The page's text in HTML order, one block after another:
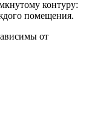
контуру:
помещения.
от